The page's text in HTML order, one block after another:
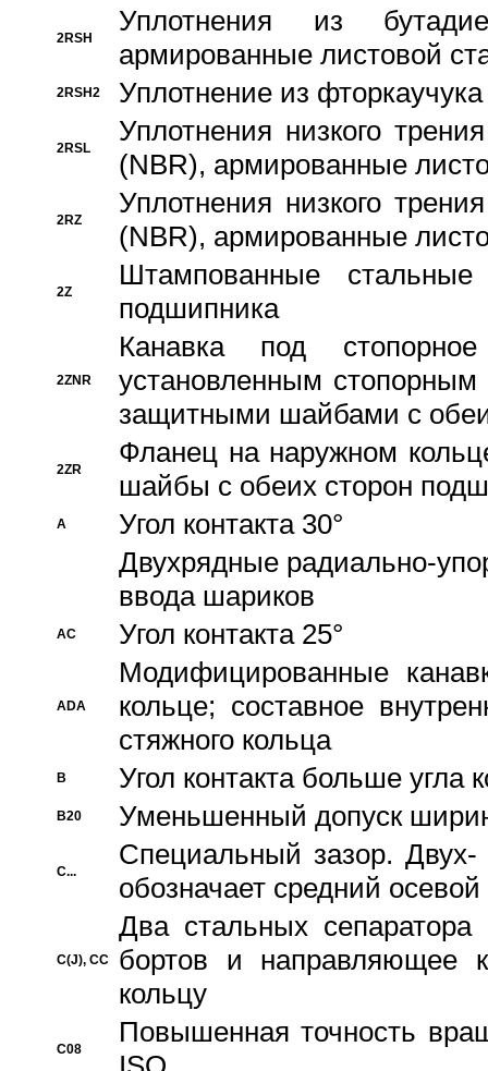
2RSH
Уплотнения из
армированные листовой
2RSH2 Уплотнение из
2RSL
Уплотнения низкого
(NBR), армированные
2RZ
Уплотнения низкого
(NBR), армированные
2Z
Штампованные
подшипника
2ZNR
Канавка под
установленным
защитными шайбами с
2ZR
Фланец на наружном
шайбы с обеих сторон
A
Угол контакта 30°
Двухрядные радиально-
ввода шариков
AC Угол контакта 25°
ADA
Модифицированные
кольце; составное
стяжного кольца
B Угол контакта больше угла
B20 Уменьшенный допуск
C...
Специальный зазор.
обозначает средний
C(J), CC
Два стальных сепаратора
бортов и направляющее
кольцу
C08
Повышенная точность